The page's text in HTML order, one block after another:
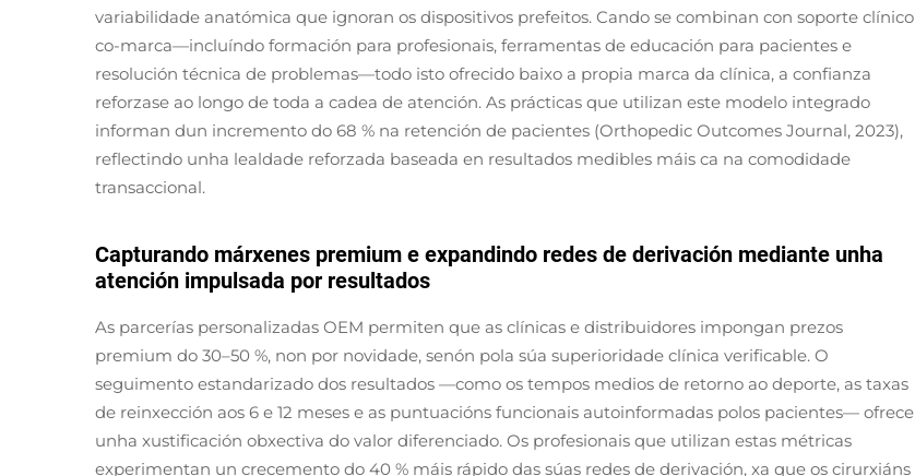
variabilidade anatómica que ignoran os dispositivos prefeitos. Cando se combinan con soporte clínico
co-marca—incluíndo formación para profesionais, ferramentas de educación para pacientes e
resolución técnica de problemas—todo isto ofrecido baixo a propia marca da clínica, a confianza
reforzase ao longo de toda a cadea de atención. As prácticas que utilizan este modelo integrado
informan dun incremento do 68 % na retención de pacientes (Orthopedic Outcomes Journal, 2023),
reflectindo unha lealdade reforzada baseada en resultados medibles máis ca na comodidade
transaccional.
Capturando márxenes premium e expandindo redes de derivación mediante unha
atención impulsada por resultados
As parcerías personalizadas OEM permiten que as clínicas e distribuidores impongan prezos
premium do 30–50 %, non por novidade, senón pola súa superioridade clínica verificable. O
seguimento estandarizado dos resultados —como os tempos medios de retorno ao deporte, as taxas
de reinxección aos 6 e 12 meses e as puntuacións funcionais autoinformadas polos pacientes— ofrece
unha xustificación obxectiva do valor diferenciado. Os profesionais que utilizan estas métricas
experimentan un crecemento do 40 % máis rápido das súas redes de derivación, xa que os cirurxiáns